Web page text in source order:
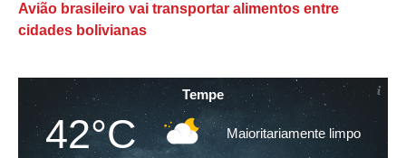
Avião brasileiro vai transportar alimentos entre
cidades bolivianas
Tempe
42°C Maioritariamente limpo